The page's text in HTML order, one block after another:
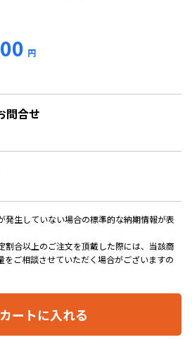
円
問合せ
生していない場合の標準的な納期情報が表
合以上のご注文を頂戴した際には、当該商
をご相談させていただく場合がございますの
カートに入れる